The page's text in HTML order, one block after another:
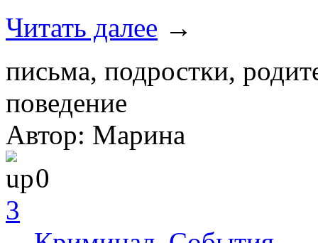
Читать далее →
письма, подростки,
поведение
Автор: Марина
0
3